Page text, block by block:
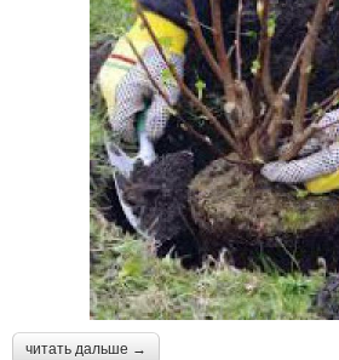
читать дальше →